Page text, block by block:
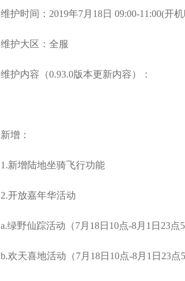
维护时间：2019年7月18日 09:00-11:00(开
维护大区：全服
维护内容（0.93.0版本更新内容）：
新增：
1.新增陆地坐骑飞行功能
2.开放嘉年华活动
a.绿野仙踪活动（7月18日10点-8月1日23点
b.欢天喜地活动（7月18日10点-8月1日23点